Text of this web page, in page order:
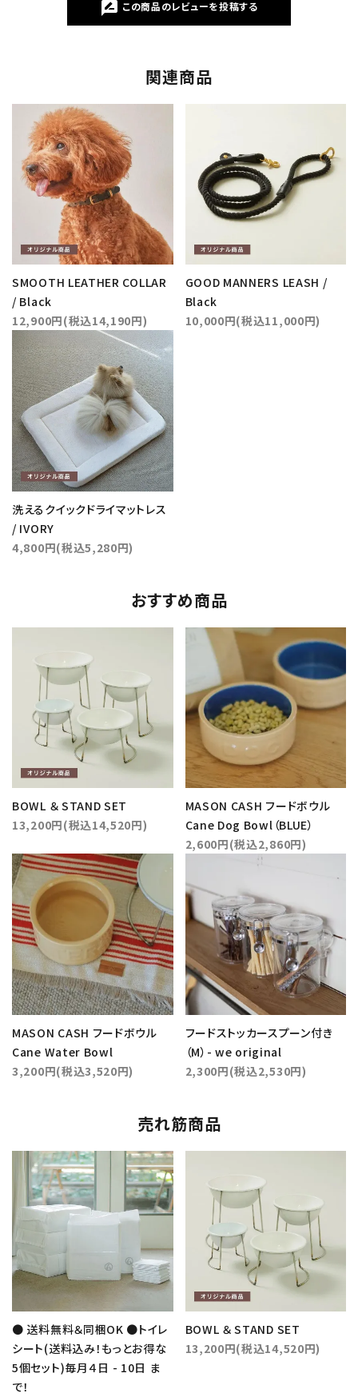
rate_review この商品のレビューを投稿する
関連商品
SMOOTH LEATHER COLLAR
/ Black
12,900円(税込14,190円)
GOOD MANNERS LEASH /
Black
10,000円(税込11,000円)
洗えるクイックドライマットレス
/ IVORY
4,800円(税込5,280円)
おすすめ商品
BOWL ＆ STAND SET
13,200円(税込14,520円)
MASON CASH フードボウル
Cane Dog Bowl（BLUE）
2,600円(税込2,860円)
MASON CASH フードボウル
Cane Water Bowl
3,200円(税込3,520円)
フードストッカースプーン付き
（M）- we original
2,300円(税込2,530円)
売れ筋商品
● 送料無料＆同梱OK ●トイレ
シート(送料込み！もっとお得な
5個セット)毎月４日 - 10日 ま
で！
BOWL ＆ STAND SET
13,200円(税込14,520円)